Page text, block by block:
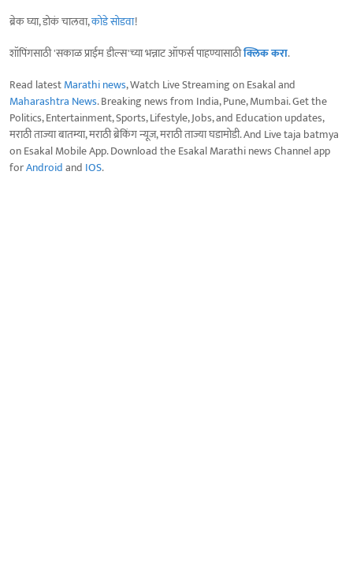
ब्रेक घ्या, डोकं चालवा,कोडे सोडवा!
शॉपिंगसाठी 'सकाळ प्राईम डील्स'च्या भन्नाट ऑफर्स पाहण्यासाठीक्लिक करा.
Read latestMarathi news, Watch Live Streaming on Esakal and
Maharashtra News. Breaking news from India, Pune, Mumbai. Get the
Politics, Entertainment, Sports, Lifestyle, Jobs, and Education updates,
मराठी ताज्या बातम्या, मराठी ब्रेकिंग न्यूज, मराठी ताज्या घडामोडी. And Live taja batmya
on Esakal Mobile App. Download the Esakal Marathi news Channel app
forAndroidand IOS.